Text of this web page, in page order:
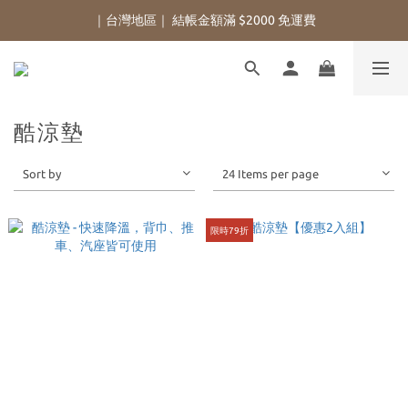
｜台灣地區｜ 結帳金額滿 $2000 免運費
酷涼墊
Sort by 24 Items per page
限時79折